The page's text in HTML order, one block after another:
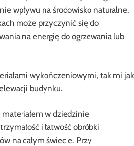
wpływu na środowisko naturalne.
może przyczynić się do
na energię do ogrzewania lub
wykończeniowymi, takimi jak
budynku.
w dziedzinie
i łatwość obróbki
na całym świecie. Przy